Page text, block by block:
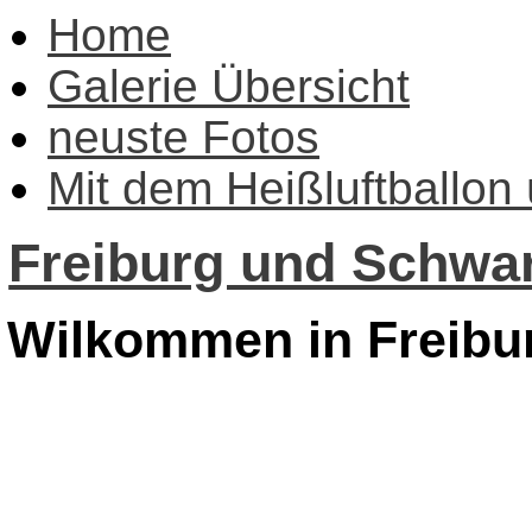
Home
Galerie Übersicht
neuste Fotos
Mit dem Heißluftballon
Freiburg und
Wilkommen in